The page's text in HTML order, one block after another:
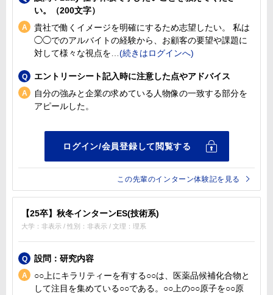
い。（200文字）
貴社で働くイメージを明確にするため志望したい。 私は
◯◯でのアルバイトの経験から、お顧客の要望や課題に
対して様々な視点を
エントリーシート記入時に注意した点やアドバイス
自分の強みと企業の求めている人物像の一致する部分を
アピールした。
この先輩のインターン体験記を見る
【25卒】秋冬インターンES(技術系)
大学：非表示 / 性別：非表示 / 文理：理系
設問：研究内容
○○上にキラリティーを有する○○は、医薬品候補化合物と
して注目を集めている○○である。○○上の○○原子を○○原